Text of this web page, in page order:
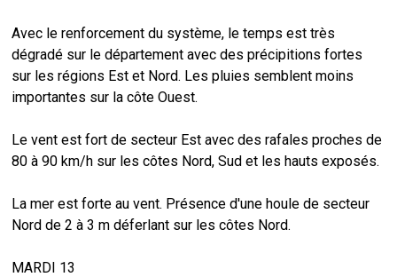
Avec le renforcement du système, le temps est très
dégradé sur le département avec des précipitions fortes
sur les régions Est et Nord. Les pluies semblent moins
importantes sur la côte Ouest.
Le vent est fort de secteur Est avec des rafales proches de
80 à 90 km/h sur les côtes Nord, Sud et les hauts exposés.
La mer est forte au vent. Présence d'une houle de secteur
Nord de 2 à 3 m déferlant sur les côtes Nord.
MARDI 13